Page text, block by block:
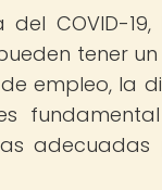
COVID-
tener
empleo, la